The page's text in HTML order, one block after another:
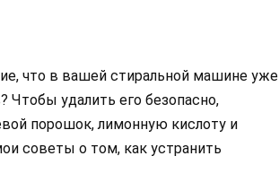
что в вашей стиральной машине уже
Чтобы удалить его безопасно,
порошок, лимонную кислоту и
советы о том, как устранить